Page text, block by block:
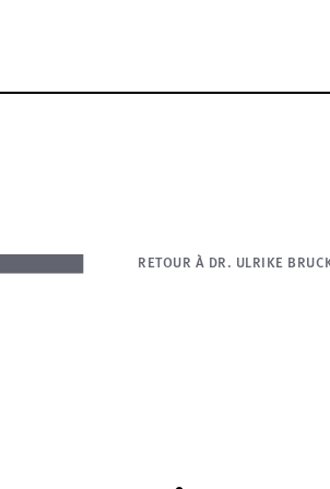
RETOUR À DR. ULRIKE